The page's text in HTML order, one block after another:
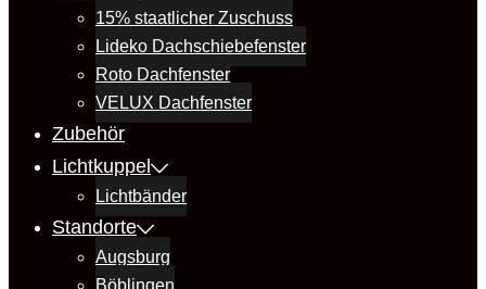
15% staatlicher Zuschuss
Lideko Dachschiebefenster
Roto Dachfenster
VELUX Dachfenster
Zubehör
Lichtkuppel
Lichtbänder
Standorte
Augsburg
Böblingen